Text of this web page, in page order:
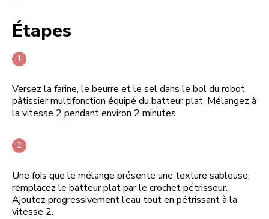
Étapes
Versez la farine, le beurre et le sel dans le bol du robot
pâtissier multifonction équipé du batteur plat. Mélangez à
la vitesse 2 pendant environ 2 minutes.
Une fois que le mélange présente une texture sableuse,
remplacez le batteur plat par le crochet pétrisseur.
Ajoutez progressivement l’eau tout en pétrissant à la
vitesse 2.